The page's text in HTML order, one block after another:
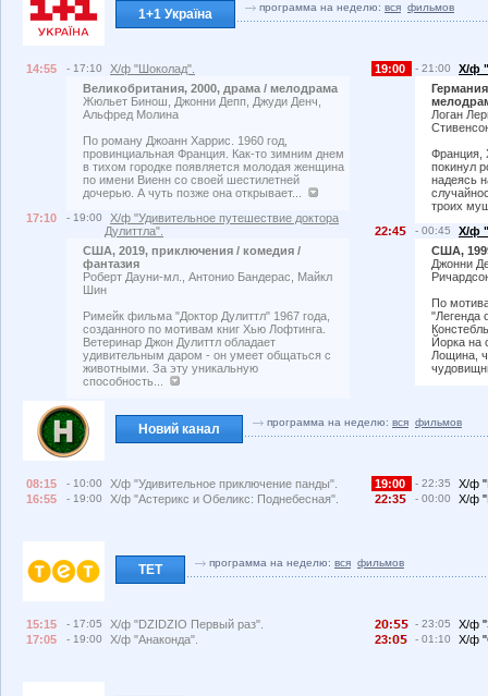
1+1 Україна программа на неделю: вся фильмов
14:55 - 17:10
Х/ф "Шоколад".
Великобритания, 2000, драма / мелодрама
Жюльет Бинош, Джонни Депп, Джуди Денч,
Альфред Молина
По роману Джоанн Харрис. 1960 год,
провинциальная Франция. Как-то зимним днем
в тихом городке появляется молодая женщина
по имени Виенн со своей шестилетней
дочерью. А чуть позже она открывает...
17:10
- 19:00
Х/ф "Удивительное путешествие доктора
Дулиттла".
США, 2019, приключения / комедия /
фантазия
Роберт Дауни-мл., Антонио Бандерас, Майкл
Шин
Римейк фильма "Доктор Дулиттл" 1967 года,
созданного по мотивам книг Хью Лофтинга.
Ветеринар Джон Дулиттл обладает
удивительным даром - он умеет общаться с
животными. За эту уникальную
способность...
19:00 - 21:00
Х/ф
Логан
Франция,
покинул
надеясь
троих
22:4
- 00:45
Х/ф
США,
Джонни
По
"Легенда
Йорка на
Лощина,
Новий канал программа на неделю: вся фильмов
08:15 - 10:00
Х/ф "Удивительное приключение панды".
16:55
- 19:00 Х/ф "Астерикс и Обеликс: Поднебесная".
19:00 - 22:35
Х/ф
22:3
- 00:00 Х/ф
ТЕТ программа на неделю: вся фильмов
15:15 - 17:05
Х/ф "DZIDZIO Первый раз".
17:05
- 19:00 Х/ф "Анаконда".
2 : - 23:05
Х/ф
23:
- 01:10 Х/ф